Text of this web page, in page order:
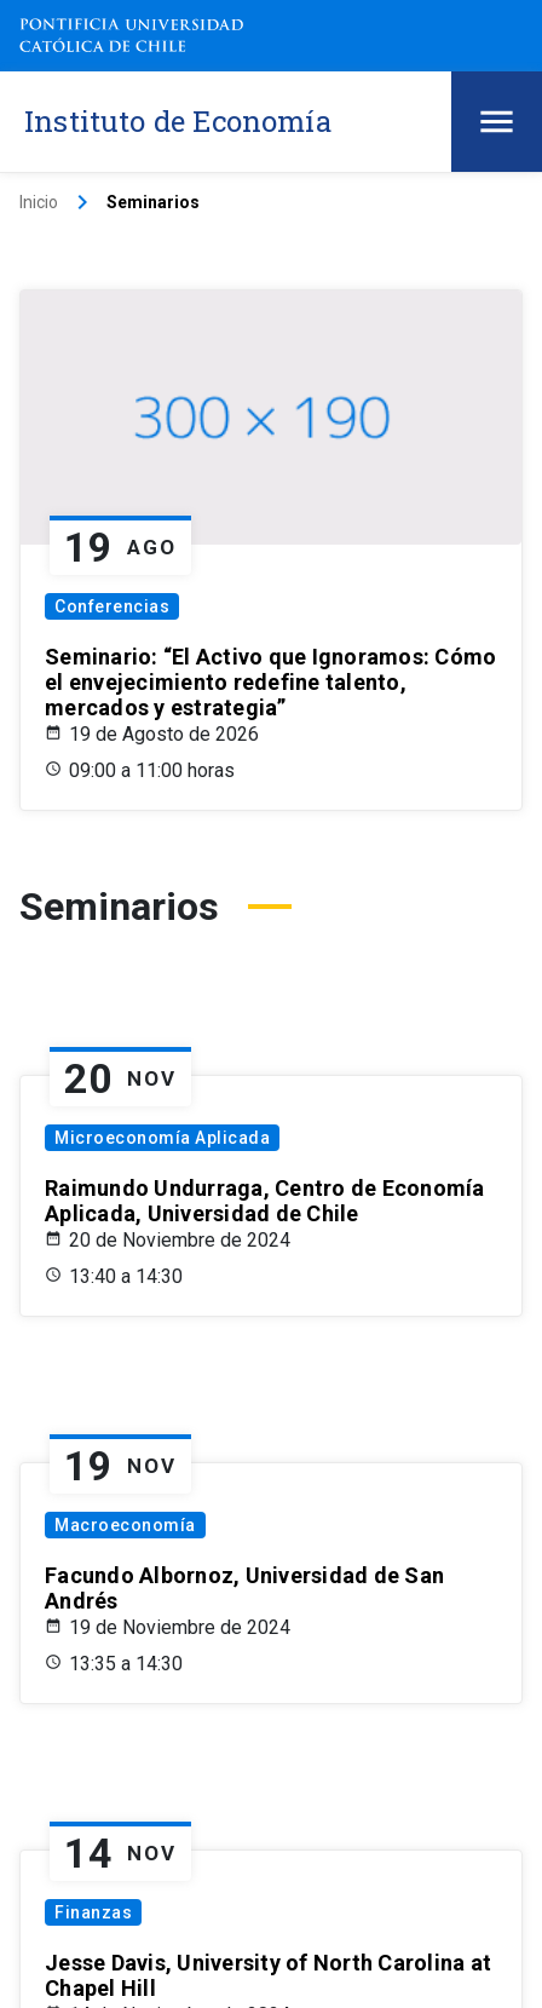
Instituto de Economía
Inicio keyboard_arrow_right Seminarios
19 AGO
Conferencias
Seminario: “El Activo que Ignoramos: Cómo
el envejecimiento redefine talento,
mercados y estrategia”
19 de Agosto de 2026
09:00 a 11:00 horas
Seminarios
20 NOV
Microeconomía Aplicada
Raimundo Undurraga, Centro de Economía
Aplicada, Universidad de Chile
20 de Noviembre de 2024
13:40 a 14:30
19 NOV
Macroeconomía
Facundo Albornoz, Universidad de San
Andrés
19 de Noviembre de 2024
13:35 a 14:30
14 NOV
Finanzas
Jesse Davis, University of North Carolina at
Chapel Hill